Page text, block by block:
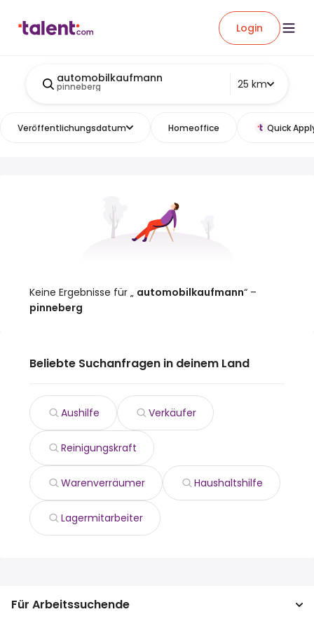
Login
automobilkaufmann
pinneberg 25 km
Veröffentlichungsdatum Homeoffice Quick
Keine Ergebnisse für „ automobilkaufmann“ –
pinneberg
Beliebte Suchanfragen in deinem Land
Aushilfe Verkäufer
Reinigungskraft
Warenverräumer Haushaltshilfe
Lagermitarbeiter
Für Arbeitssuchende